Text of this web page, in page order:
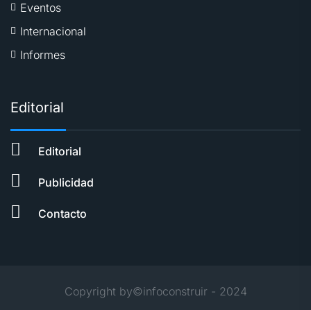
Eventos
Internacional
Informes
Editorial
Editorial
Publicidad
Contacto
Copyright by©infoconstruir - 2024